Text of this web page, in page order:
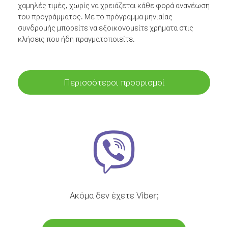
χαμηλές τιμές, χωρίς να χρειάζεται κάθε φορά ανανέωση
του προγράμματος. Με το πρόγραμμα μηνιαίας
συνδρομής μπορείτε να εξοικονομείτε χρήματα στις
κλήσεις που ήδη πραγματοποιείτε.
Περισσότεροι προορισμοί
Ακόμα δεν έχετε Viber;